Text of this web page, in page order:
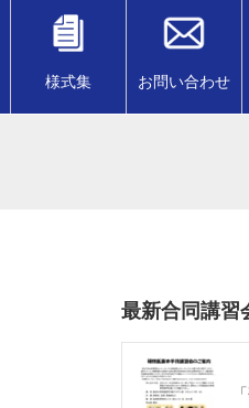
様式集 お問い合わせ
最新合同講習